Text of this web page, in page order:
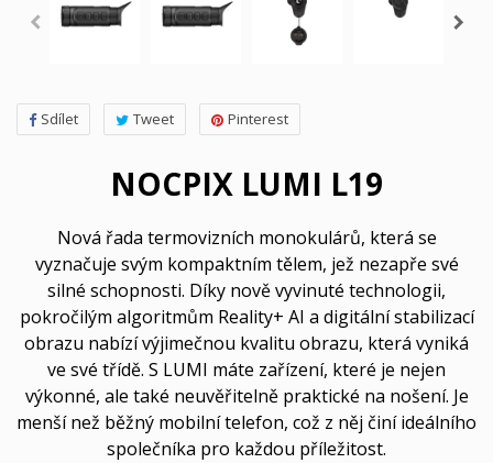
Sdílet Tweet Pinterest
NOCPIX LUMI L19
Nová řada termovizních monokulárů, která se
vyznačuje svým kompaktním tělem, jež nezapře své
silné schopnosti. Díky nově vyvinuté technologii,
pokročilým algoritmům Reality+ AI a digitální stabilizací
obrazu nabízí výjimečnou kvalitu obrazu, která vyniká
ve své třídě. S LUMI máte zařízení, které je nejen
výkonné, ale také neuvěřitelně praktické na nošení. Je
menší než běžný mobilní telefon, což z něj činí ideálního
společníka pro každou příležitost.